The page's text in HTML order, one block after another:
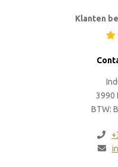
Klanten
3990
BTW: